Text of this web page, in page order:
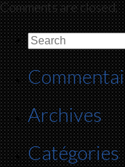
Comments are closed.
Archives
Catégories